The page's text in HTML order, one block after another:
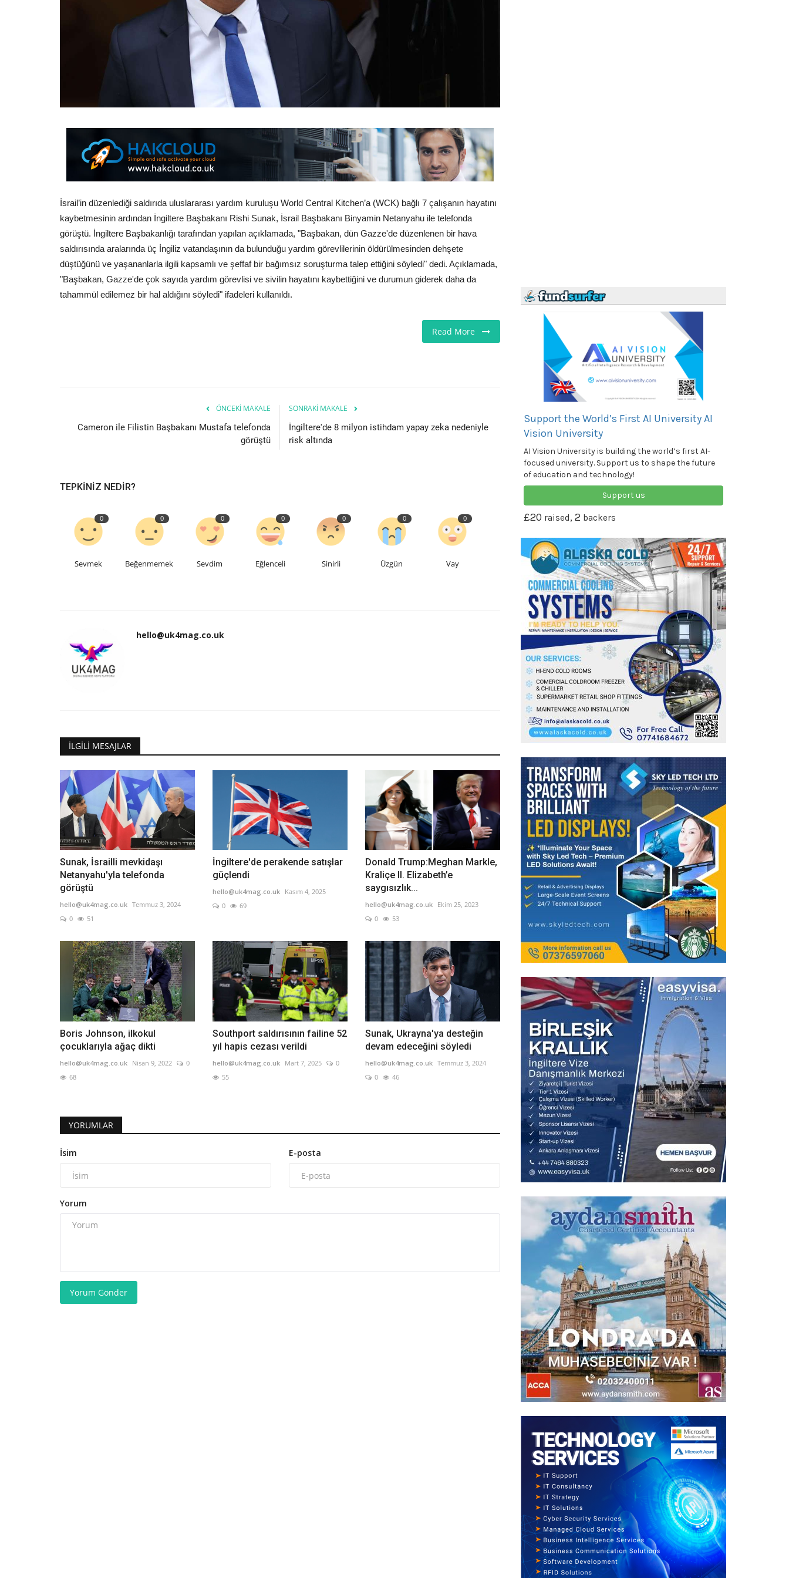
İsrail’in düzenlediği saldırıda uluslararası yardım kuruluşu World Central Kitchen’a (WCK) bağlı 7 çalışanın hayatını
kaybetmesinin ardından İngiltere Başbakanı Rishi Sunak, İsrail Başbakanı Binyamin Netanyahu ile telefonda
görüştü. İngiltere Başbakanlığı tarafından yapılan açıklamada, "Başbakan, dün Gazze'de düzenlenen bir hava
saldırısında aralarında üç İngiliz vatandaşının da bulunduğu yardım görevlilerinin öldürülmesinden dehşete
düştüğünü ve yaşananlarla ilgili kapsamlı ve şeffaf bir bağımsız soruşturma talep ettiğini söyledi" dedi. Açıklamada,
"Başbakan, Gazze'de çok sayıda yardım görevlisi ve sivilin hayatını kaybettiğini ve durumun giderek daha da
tahammül edilemez bir hal aldığını söyledi" ifadeleri kullanıldı.
Read More
ÖNCEKI MAKALE
Cameron ile Filistin Başbakanı Mustafa telefonda
görüştü
SONRAKI MAKALE
İngiltere'de 8 milyon istihdam yapay zeka nedeniyle
risk altında
TEPKINIZ NEDIR?
0
Sevmek
0
Beğenmemek
0
Sevdim
0
Eğlenceli
0
Sinirli
0
Üzgün
0
Vay
hello@uk4mag.co.uk
İLGILI MESAJLAR
Sunak, İsrailli mevkidaşı
Netanyahu'yla telefonda
görüştü
hello@uk4mag.co.uk Temmuz 3, 2024
0
51
İngiltere'de perakende satışlar
güçlendi
hello@uk4mag.co.uk
Kasım 4, 2025
0
69
Donald Trump:Meghan Markle,
Kraliçe II. Elizabeth’e
saygısızlık...
hello@uk4mag.co.uk
Ekim 25, 2023
0
53
Boris Johnson, ilkokul
çocuklarıyla ağaç dikti
hello@uk4mag.co.uk Nisan 9, 2022
0
68
Southport saldırısının failine 52
yıl hapis cezası verildi
hello@uk4mag.co.uk Mart 7, 2025
0
55
Sunak, Ukrayna'ya desteğin
devam edeceğini söyledi
hello@uk4mag.co.uk Temmuz 3, 2024
0
46
YORUMLAR
İsim E-posta
Yorum
Yorum Gönder